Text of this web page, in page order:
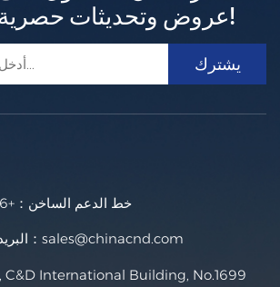
عروض وتحديثات حصرية!
خط الدعم الساخن： +86 0592 2263666
البريد الإلكتروني للتواصل： sales@chinacnd.com